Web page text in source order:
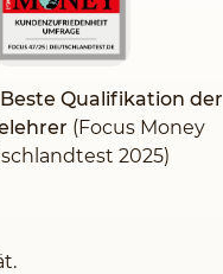
Beste Qualifikation der
(Focus Money
2025)